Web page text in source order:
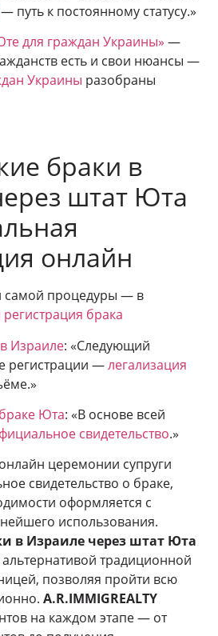
— путь к постоянному статусу.»
для граждан Украины» —
есть и свои нюансы —
Украины разобраны
браки в
штат Юта
онлайн
самой процедуры — в
брака
Израиле: «Следующий
регистрации —легализация
Юта: «В основе всей
свидетельство.»
церемонии супруги
свидетельство о браке,
оформляется с
использования.
в Израиле через штат Юта
традиционной
позволяя пройти всю
A.R.IMMIGREALTY
на каждом этапе — от